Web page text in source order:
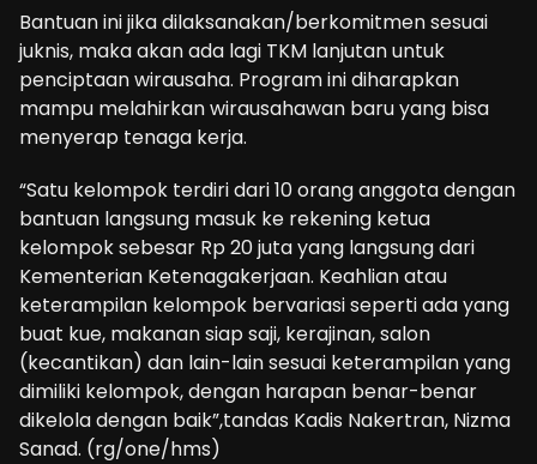
Bantuan ini jika dilaksanakan/berkomitmen sesuai
juknis, maka akan ada lagi TKM lanjutan untuk
penciptaan wirausaha. Program ini diharapkan
mampu melahirkan wirausahawan baru yang bisa
menyerap tenaga kerja.
“Satu kelompok terdiri dari 10 orang anggota dengan
bantuan langsung masuk ke rekening ketua
kelompok sebesar Rp 20 juta yang langsung dari
Kementerian Ketenagakerjaan. Keahlian atau
keterampilan kelompok bervariasi seperti ada yang
buat kue, makanan siap saji, kerajinan, salon
(kecantikan) dan lain-lain sesuai keterampilan yang
dimiliki kelompok, dengan harapan benar-benar
dikelola dengan baik”,tandas Kadis Nakertran, Nizma
Sanad. (rg/one/hms)